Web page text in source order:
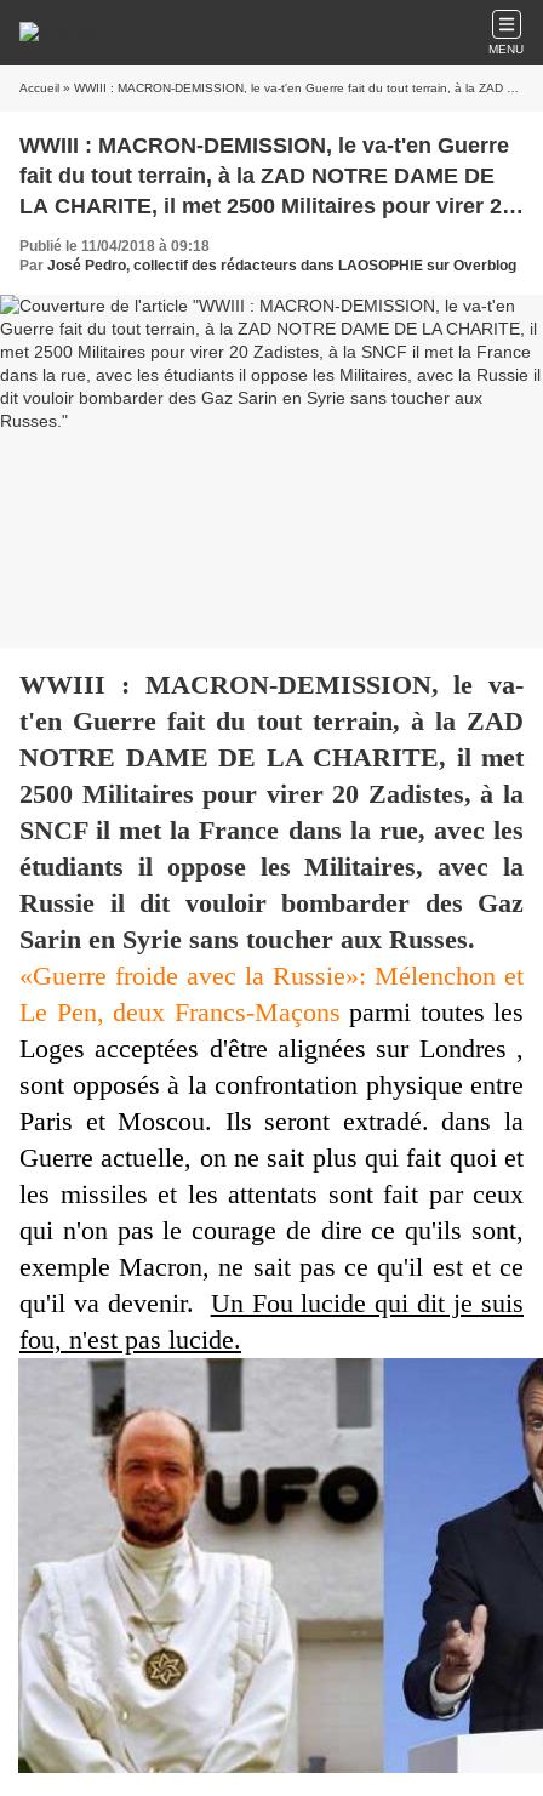
MENU
Accueil » WWIII : MACRON-DEMISSION, le va-t'en Guerre fait du tout terrain, à la ZAD NOTRE DAME DE LA CHARITE, il met 2500 Militaires pour virer 20 Zadistes, à la SNCF il met la France dans la rue, avec les étudiants il oppose les Militaires, avec la Russie il dit vouloir bombarder des Gaz Sarin en Syrie sans toucher aux Russes.
WWIII : MACRON-DEMISSION, le va-t'en Guerre
fait du tout terrain, à la ZAD NOTRE DAME DE
LA CHARITE, il met 2500 Militaires pour virer 20
Zadistes, à la SNCF il met la France dans la rue,
avec les étudiants il oppose les Militaires, avec
la Russie il dit vouloir bombarder des Gaz Sarin
en Syrie sans toucher aux Russes.
Publié le 11/04/2018 à 09:18
Par José Pedro, collectif des rédacteurs dans LAOSOPHIE sur Overblog
WWIII : MACRON-DEMISSION, le va-
t'en Guerre fait du tout terrain, à la ZAD
NOTRE DAME DE LA CHARITE, il met
2500 Militaires pour virer 20 Zadistes, à la
SNCF il met la France dans la rue, avec les
étudiants il oppose les Militaires, avec la
Russie il dit vouloir bombarder des Gaz
Sarin en Syrie sans toucher aux Russes.
«Guerre froide avec la Russie»: Mélenchon et
Le Pen, deux Francs-Maçons parmi toutes les
Loges acceptées d'être alignées sur Londres ,
sont opposés à la confrontation physique entre
Paris et Moscou. Ils seront extradé. dans la
Guerre actuelle, on ne sait plus qui fait quoi et
les missiles et les attentats sont fait par ceux
qui n'on pas le courage de dire ce qu'ils sont,
exemple Macron, ne sait pas ce qu'il est et ce
qu'il va devenir. Un Fou lucide qui dit je suis
fou, n'est pas lucide.